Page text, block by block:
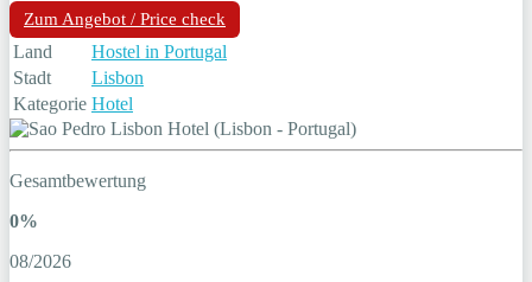
Zum Angebot / Price check
Land
Hostel in Portugal
Stadt
Lisbon
Kategorie Hotel
Gesamtbewertung
0%
08/2026